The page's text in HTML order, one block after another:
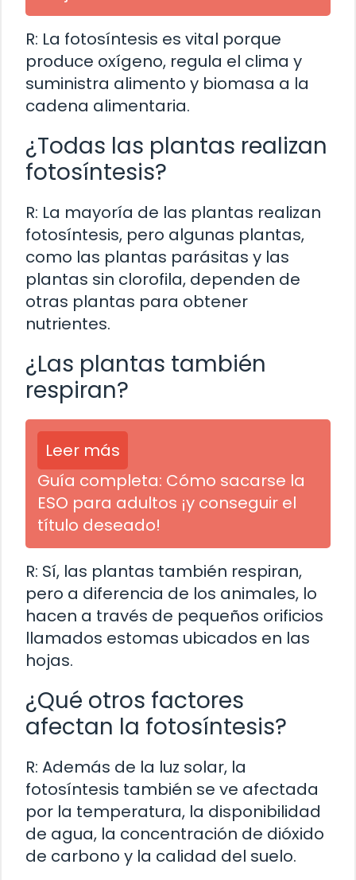
R: La fotosíntesis es vital porque
produce oxígeno, regula el clima y
suministra alimento y biomasa a la
cadena alimentaria.
¿Todas las plantas realizan
fotosíntesis?
R: La mayoría de las plantas realizan
fotosíntesis, pero algunas plantas,
como las plantas parásitas y las
plantas sin clorofila, dependen de
otras plantas para obtener
nutrientes.
¿Las plantas también
respiran?
Leer más
Guía completa: Cómo sacarse la
ESO para adultos ¡y conseguir el
título deseado!
R: Sí, las plantas también respiran,
pero a diferencia de los animales, lo
hacen a través de pequeños orificios
llamados estomas ubicados en las
hojas.
¿Qué otros factores
afectan la fotosíntesis?
R: Además de la luz solar, la
fotosíntesis también se ve afectada
por la temperatura, la disponibilidad
de agua, la concentración de dióxido
de carbono y la calidad del suelo.